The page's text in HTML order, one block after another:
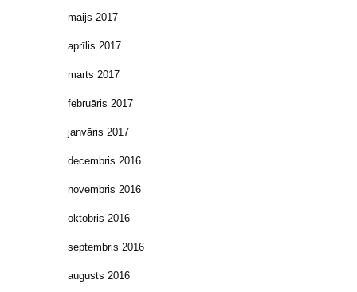
maijs 2017
aprīlis 2017
marts 2017
februāris 2017
janvāris 2017
decembris 2016
novembris 2016
oktobris 2016
septembris 2016
augusts 2016